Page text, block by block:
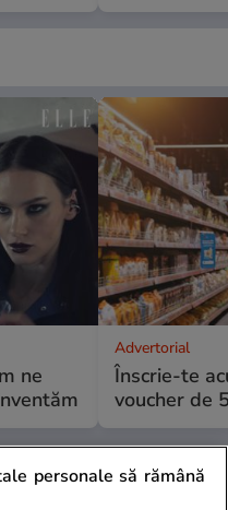
ne
Advertorial
Înscrie-te
voucher de
personale să rămână